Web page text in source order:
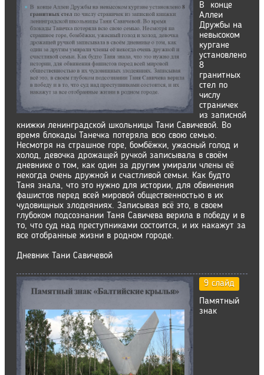
В конце
Аллеи
Дружбы на
невысоком
кургане
установлено
8
гранитных
стел по
числу
страничек
из записной
книжки ленинградской школьницы Тани Савичевой. Во
время блокады Танечка потеряла всю свою семью.
Несмотря на страшное горе, бомбёжки, ужасный голод и
холод, девочка дрожащей ручкой записывала в своём
дневнике о том, как один за другим умирали члены её
некогда очень дружной и счастливой семьи. Как будто
Таня знала, что это нужно для истории, для обвинения
фашистов перед всей мировой общественностью в их
чудовищных злодеяниях. Записывая всё это, в своем
глубоком подсознании Таня Савичева верила в победу и в
то, что суд над преступниками состоится, и их накажут за
все отобранные жизни в родном городе.
Дневник Тани Савичевой
9 слайд
Памятный
знак